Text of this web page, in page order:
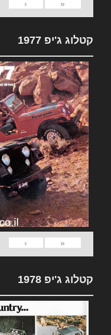
«
‹
קטלוג ג'יפ 1977
«
‹
קטלוג ג'יפ 1978